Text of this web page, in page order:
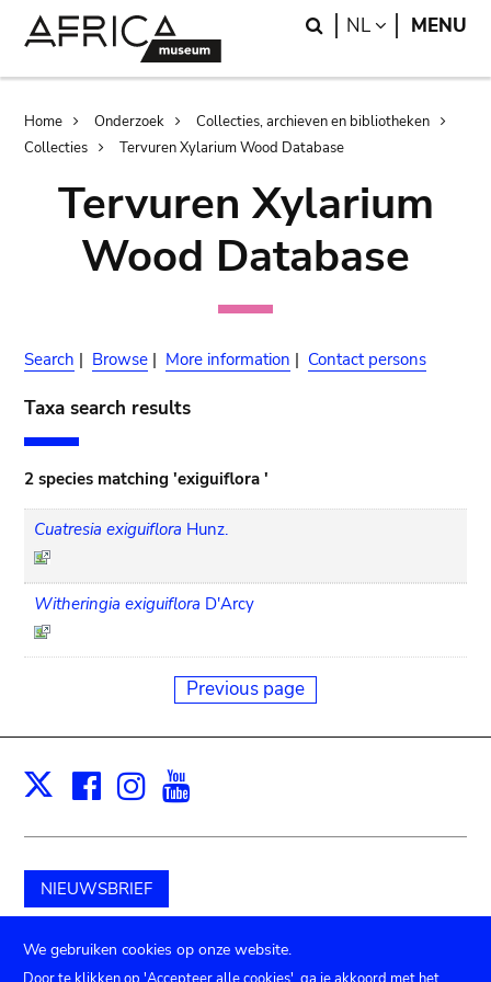
Search
NL LANGUAGE
MENU
Breadcrumb
Home Onderzoek
Collecties, archieven en bibliotheken
Collecties
Tervuren Xylarium Wood Database
Tervuren Xylarium
Wood Database
Search | Browse | More information | Contact persons
Taxa search results
2 species matching 'exiguiflora '
Cuatresia exiguiflora Hunz.
Witheringia exiguiflora D'Arcy
Previous page
X Facebook
Instagram
NIEUWSBRIEF
Schenk aan het museum
We gebruiken cookies op onze website.